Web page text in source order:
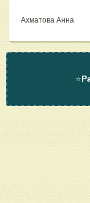
Ахматова Анна
⭐